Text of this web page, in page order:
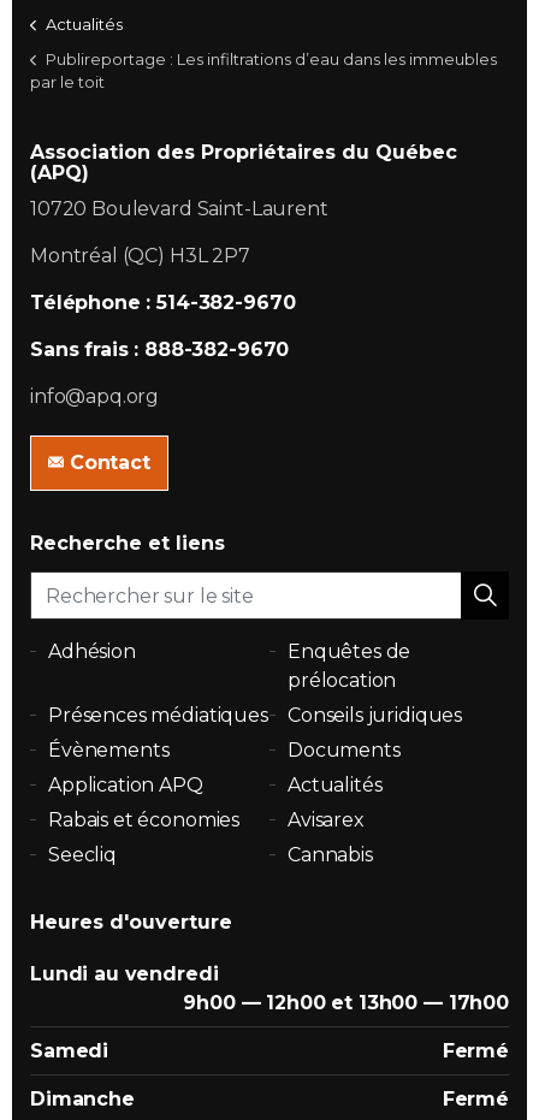
Actualités
Publireportage : Les infiltrations d’eau dans les immeubles
par le toit
Association des Propriétaires du Québec
(APQ)
10720 Boulevard Saint-Laurent
Montréal (QC) H3L 2P7
Téléphone : 514-382-9670
Sans frais : 888-382-9670
info@apq.org
Contact
Recherche et liens
Adhésion
Enquêtes de
prélocation
Présences médiatiques
Conseils juridiques
Évènements
Documents
Application APQ
Actualités
Rabais et économies
Avisarex
Seecliq
Cannabis
Heures d'ouverture
Lundi au vendredi
9h00 — 12h00 et 13h00 — 17h00
Samedi Fermé
Dimanche Fermé